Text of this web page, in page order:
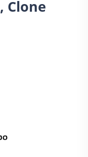
Clone